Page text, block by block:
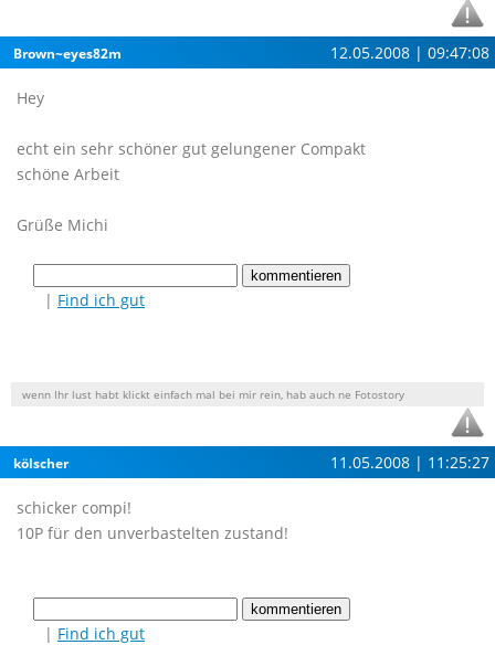
Brown~eyes82m 12.05.2008 | 09:47:08
Hey
echt ein sehr schöner gut gelungener Compakt
schöne Arbeit
Grüße Michi
| Find ich gut
wenn Ihr lust habt klickt einfach mal bei mir rein, hab auch ne Fotostory
kölscher 11.05.2008 | 11:25:27
schicker compi!
10P für den unverbastelten zustand!
| Find ich gut